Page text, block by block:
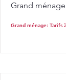
Grand
Grand ménage: Tarifs